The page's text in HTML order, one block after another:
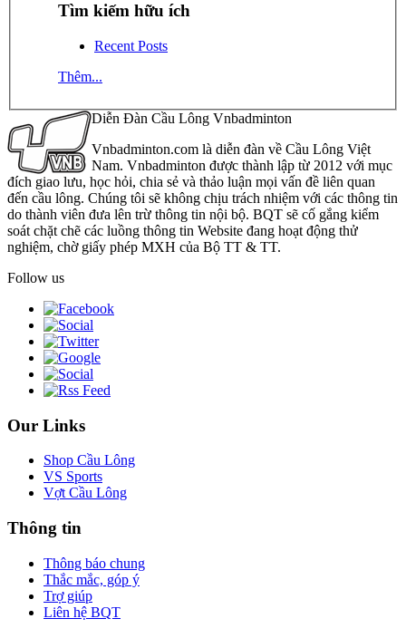
Tìm kiếm hữu ích
Recent Posts
Thêm...
Diễn Đàn Cầu Lông Vnbadminton
Vnbadminton.com là diễn đàn về Cầu Lông Việt
Nam. Vnbadminton được thành lập từ 2012 với mục
đích giao lưu, học hỏi, chia sẻ và thảo luận mọi vấn đề liên quan
đến cầu lông. Chúng tôi sẽ không chịu trách nhiệm với các thông tin
do thành viên đưa lên trừ thông tin nội bộ. BQT sẽ cố gắng kiểm
soát chặt chẽ các luồng thông tin Website đang hoạt động thử
nghiệm, chờ giấy phép MXH của Bộ TT & TT.
Follow us
Our Links
Shop Cầu Lông
VS Sports
Vợt Cầu Lông
Thông tin
Thông báo chung
Thắc mắc, góp ý
Trợ giúp
Liên hệ BQT